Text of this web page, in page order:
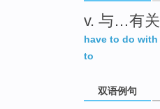
v. 与…有关
have to do with
to
双语例句